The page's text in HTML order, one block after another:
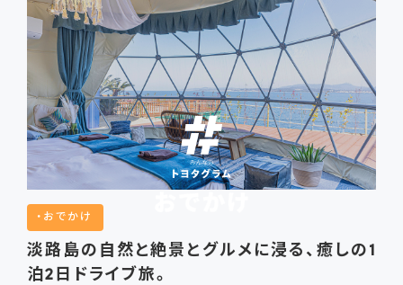
おでかけ
淡路島の自然と絶景とグルメに浸る、癒しの1
泊2日ドライブ旅。